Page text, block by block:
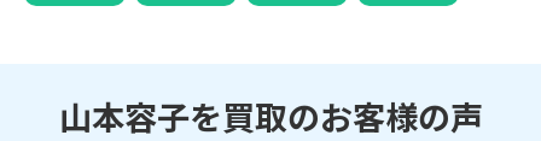
山本容子を買取のお客様の声